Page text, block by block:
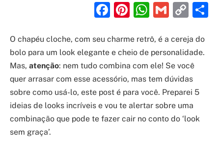
Facebook
Pinterest
Gmail
O chapéu cloche, com seu charme retrô, é a cereja do
bolo para um look elegante e cheio de personalidade.
Mas, atenção: nem tudo combina com ele! Se você
quer arrasar com esse acessório, mas tem dúvidas
sobre como usá-lo, este post é para você. Preparei 5
ideias de looks incríveis e vou te alertar sobre uma
combinação que pode te fazer cair no conto do ‘look
sem graça’.